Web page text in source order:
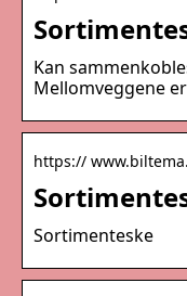
Kan
Mellomveggene
https://
Sortimenteske